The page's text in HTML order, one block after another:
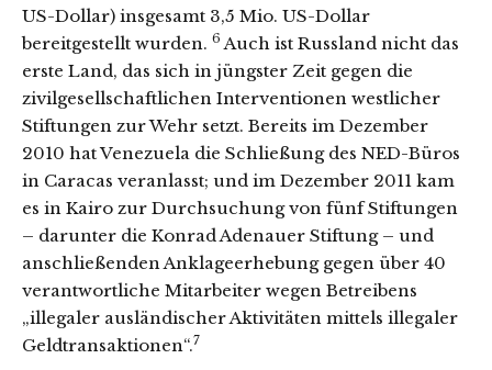
US-Dollar) insgesamt 3,5 Mio. US-Dollar
bereitgestellt wurden. 6 Auch ist Russland nicht das
erste Land, das sich in jüngster Zeit gegen die
zivilgesellschaftlichen Interventionen westlicher
Stiftungen zur Wehr setzt. Bereits im Dezember
2010 hat Venezuela die Schließung des NED-Büros
in Caracas veranlasst; und im Dezember 2011 kam
es in Kairo zur Durchsuchung von fünf Stiftungen
– darunter die Konrad Adenauer Stiftung – und
anschließenden Anklageerhebung gegen über 40
verantwortliche Mitarbeiter wegen Betreibens
„illegaler ausländischer Aktivitäten mittels illegaler
Geldtransaktionen“.7